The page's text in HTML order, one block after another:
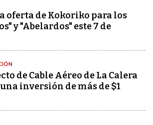
oferta de Kokoriko para los
y "Abelardos" este 7 de
de Cable Aéreo de La Calera
inversión de más de $1